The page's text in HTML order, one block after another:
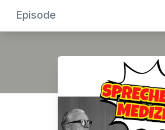
Episode